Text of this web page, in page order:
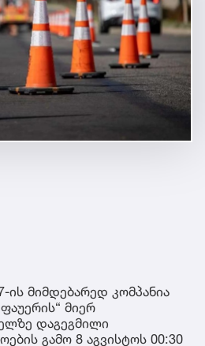
ის მიმდებარედ კომპანია
მიერ
დაგეგმილი
გამო 8 აგვისტოს 00:30